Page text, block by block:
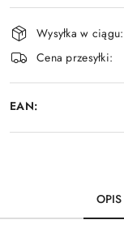
Dostępność
i
dostawa
Wysyłka w ciągu:
Cena przesyłki:
EAN: